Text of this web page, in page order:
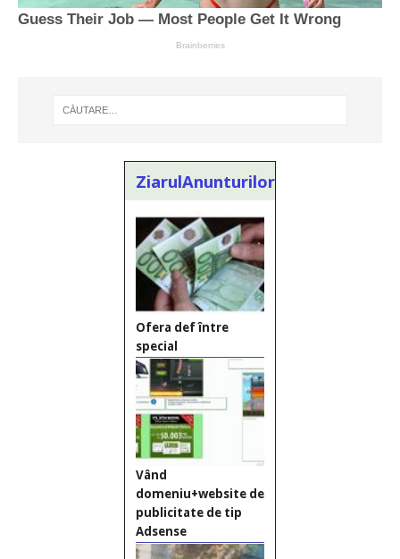
ZiarulAnunturilor.ro
Ofera def între
special
Vând
domeniu+website de
publicitate de tip
Adsense